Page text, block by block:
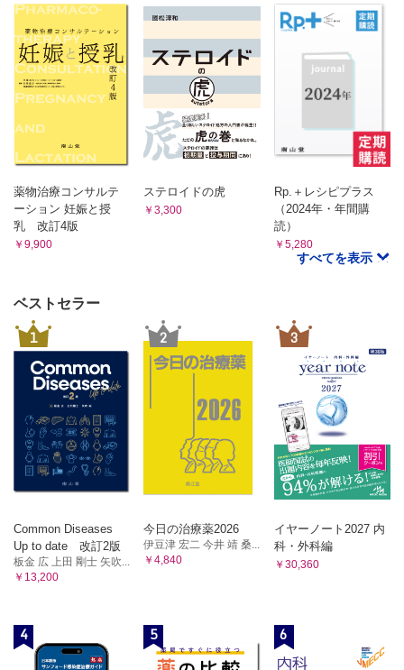
Q-28 がん疼痛に処方されたNSAIDs貼付薬
Q-29 オピオイド服用者に処方されたスインプロイク
Q-30 オキシコドン服用中に生じた眠気
Q-31 オピオイドが経口薬から貼付薬へ変更されたら
Q-32 オピオイドの切り替えに伴う処方提案
Q-33 抗がん薬治療中に処方されたリクシアナ
付録 1 薬剤師外来の現場から
CASE1 抗がん薬による下痢、重症度をどう評価する?
や…
CASE3 侮れない、支持療法薬で生じる便秘
CASE4 治療後も続く末梢神経障害への対処法は
主な副作用の有害事象共通用語規準（CTCAE）
薬物治療コンサルテ
ーション 妊娠と授
乳 改訂4版
￥9,900
ステロイドの虎
￥3,300
Rp.＋レシピプラス
（2024年・年間購
読）
￥5,280
すべてを表示
ベストセラー
1
Common Diseases
Up to date 改訂2版
板金 広 上田 剛士 矢吹...
￥13,200
2
今日の治療薬2026
伊豆津 宏二 今井 靖 桑...
￥4,840
3
イヤーノート2027 内
科・外科編
￥30,360
4 5 6